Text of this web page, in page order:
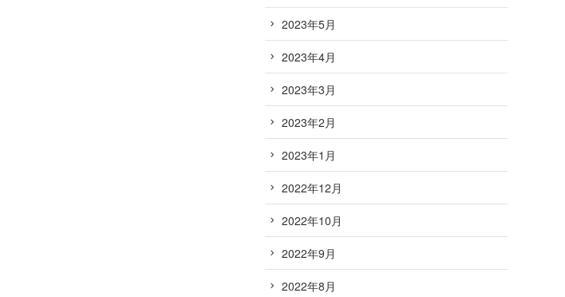
2023年5月
2023年4月
2023年3月
2023年2月
2023年1月
2022年12月
2022年10月
2022年9月
2022年8月